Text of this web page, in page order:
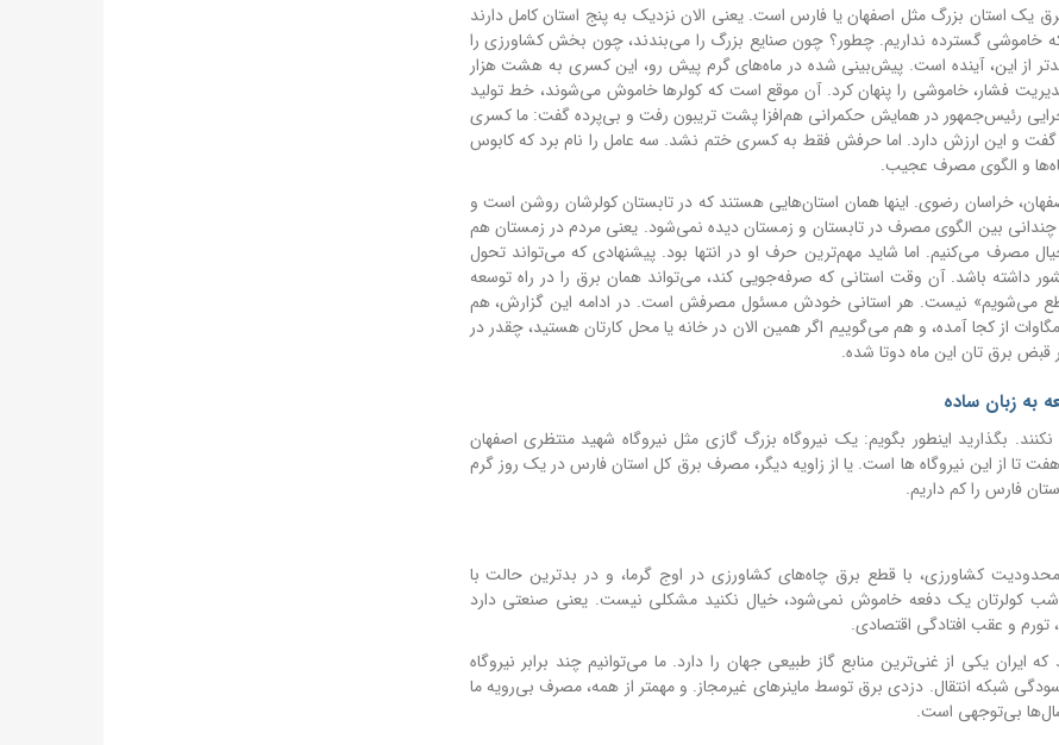
یک استان بزرگ مثل اصفهان یا فارس است. یعنی الان نزدیک به پنج استان کامل دارند
خاموشی گسترده نداریم. چطور؟ چون صنایع بزرگ را می‌بندند، چون بخش کشاورزی را
از این، آینده است. پیش‌بینی شده در ماه‌های گرم پیش رو، این کسری به هشت هزار
فشار، خاموشی را پنهان کرد. آن موقع است که کولرها خاموش می‌شوند، خط تولید
رئیس‌جمهور در همایش حکمرانی هم‌افزا پشت تریبون رفت و بی‌پرده گفت: ما کسری
و این ارزش دارد. اما حرفش فقط به کسری ختم نشد. سه عامل را نام برد که کابوس
و الگوی مصرف عجیب.
خراسان رضوی. اینها همان استان‌هایی هستند که در تابستان کولرشان روشن است و
بین الگوی مصرف در تابستان و زمستان دیده نمی‌شود. یعنی مردم در زمستان هم
مصرف می‌کنیم. اما شاید مهم‌ترین حرف او در انتها بود. پیشنهادی که می‌تواند تحول
داشته باشد. آن وقت استانی که صرفه‌جویی کند، می‌تواند همان برق را در راه توسعه
قطع می‌شویم» نیست. هر استانی خودش مسئول مصرفش است. در ادامه این گزارش، هم
عدد و رقم می‌دهیم، هم تحلیل می‌کنیم که این چهار هزار و ۷۰۰ مگاوات از کجا آمده، و هم می‌گوییم اگر همین الان در خانه یا محل کارتان هستید، چقدر در
برق تان این ماه دوتا شده.
اما درک نکنند. بگذارید اینطور بگویم: یک نیروگاه بزرگ گازی مثل نیروگاه شهید منتظری اصفهان
هفت تا از این نیروگاه ها است. یا از زاویه دیگر، مصرف برق کل استان فارس در یک روز گرم
کشاورزی، با قطع برق چاه‌های کشاورزی در اوج گرما، و در بدترین حالت با
کولرتان یک دفعه خاموش نمی‌شود، خیال نکنید مشکلی نیست. یعنی صنعتی دارد
و عقب افتادگی اقتصادی.
یکی از غنی‌ترین منابع گاز طبیعی جهان را دارد. ما می‌توانیم چند برابر نیروگاه
شبکه انتقال. دزدی برق توسط ماینرهای غیرمجاز. و مهمتر از همه، مصرف بی‌رویه ما